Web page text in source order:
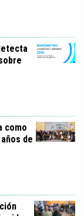
como
de